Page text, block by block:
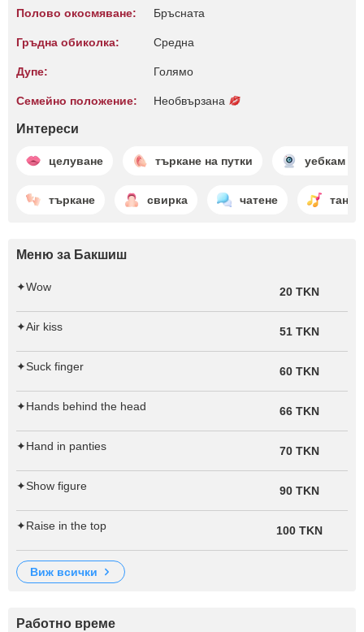
Полово окосмяване: Бръсната
Гръдна обиколка: Среднa
Дупе: Голямо
Семейно положение: Необвързана
Интереси
целуване търкане на путки уебкам
търкане свирка чатене
Меню за Бакшиш
✦Wow 20 TKN
✦︎Air kiss 51 TKN
✦︎Suck finger 60 TKN
✦︎Hands behind the head 66 TKN
✦︎Hand in panties 70 TKN
✦︎Show figure 90 TKN
✦︎Raise in the top 100 TKN
виж всички
Работно време